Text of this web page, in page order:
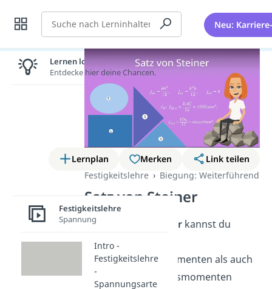
Suche Neu:
Lernplan Merken
Link teilen
Festigkeitslehre
Biegung: Weiterführend
Satz von Steiner
Den Satz von Steinerkannst du
sowohl bei
Flächenträgheitsmomenten als auch
bei Massenträgheitsmomenten
Lernen lohnt sich!
Entdecke hier deine Chancen.
Festigkeitslehre
Spannung
Intro -
Festigkeitslehre
-
Spannungsarte